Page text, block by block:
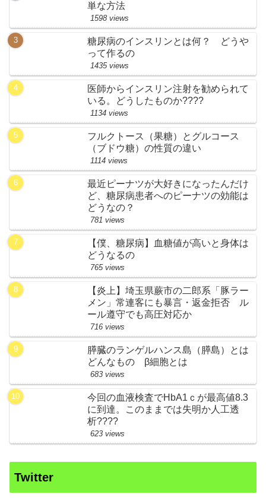
単な方法
1598 views
糖尿病のインスリンとは何？ どうや
って作るの
1435 views
医師からインスリン注射を勧められて
いる。どうしたものか????
1134 views
フルクトース（果糖）とグルコース
（ブドウ糖）の性質の違い
1114 views
最近ピーナツが大好きになったんだけ
ど、糖尿病患者へのピーナツの効能は
どうなの？
781 views
【僕、糖尿病】血糖値が高いと身体は
どうなるの
765 views
【炎上】埼玉県蕨市の二郎系「豚ラー
メン」常連客にも暴言・返金拒否 ル
ール遵守でも高圧対応か
716 views
膵臓のランゲルハンス島（膵島）とは
どんなもの β細胞とは
683 views
今回の血液検査でHbA1ｃが最高値8.3
に到達。このままでは失明か人工透
析????
623 views
Twitter